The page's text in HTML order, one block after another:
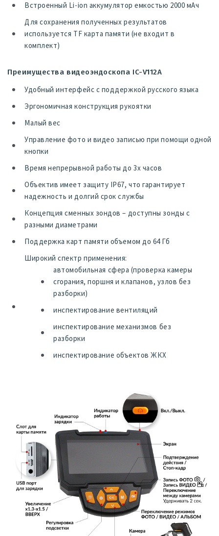
Встроенный Li-ion аккумулятор емкостью 2000 мАч
Для сохранения полученных результатов
используется TF карта памяти (не входит в
комплект)
Преимущества видеоэндоскопа IC-V112A
Удобный интерфейс с поддержкой русского языка
Эргономичная конструкция рукоятки
Малый вес
Управление фото и видео записью при помощи одной
кнопки
Время непрерывной работы до 3х часов
Объектив имеет защиту IP67, что гарантирует
надежность и долгий срок службы
Концепция сменных зондов – доступны зонды с
разными диаметрами
Поддержка карт памяти объемом до 64 Гб
Широкий спектр применения:
автомобильная сфера (проверка камеры
сгорания, поршня и клапанов, узлов без
разборки)
инспектирование вентиляций
инспектирование механизмов без
разборки
инспектирование объектов ЖКХ